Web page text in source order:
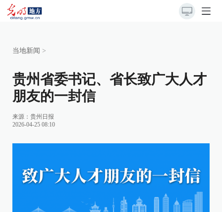
当地新闻 >
贵州省委书记、省长致广大人才
朋友的一封信
来源： 贵州日报
2026-04-25 08:10